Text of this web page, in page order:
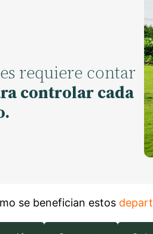
requiere contar
controlar cada
se benefician estos